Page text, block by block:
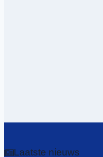
Laatste nieuws